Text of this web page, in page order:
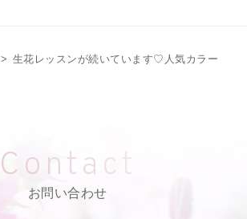
> 生花レッスンが続いています♡人気カラー
Contact
お問い合わせ